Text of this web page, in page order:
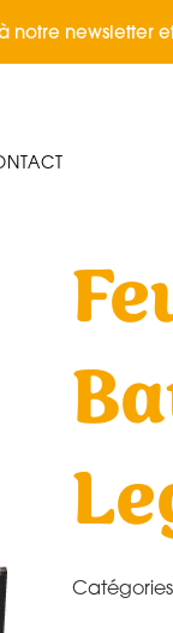
notre newsletter